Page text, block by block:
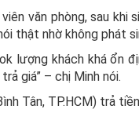
văn phòng, sau
thật nhờ không phát
lượng khách khá ổn
giá” – chị Minh nói.